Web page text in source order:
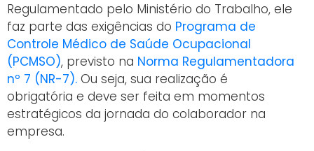
Regulamentado pelo Ministério do Trabalho, ele
faz parte das exigências do Programa de
Controle Médico de Saúde Ocupacional
(PCMSO), previsto na Norma Regulamentadora
nº 7 (NR-7). Ou seja, sua realização é
obrigatória e deve ser feita em momentos
estratégicos da jornada do colaborador na
empresa.